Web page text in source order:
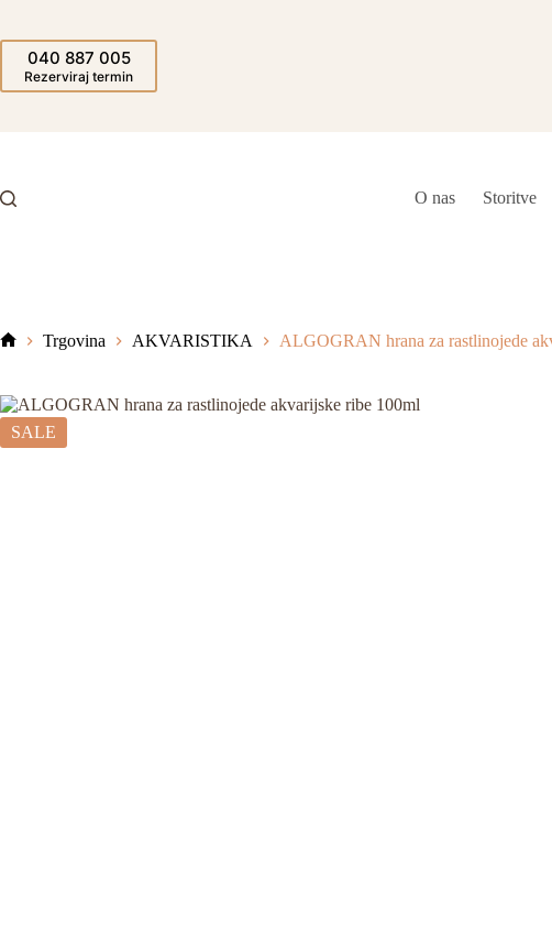
content040 887 005
Rezerviraj termin
O nas Storitve
Trgovina AKVARISTIKA ALGOGRAN hrana za rastlinojede
SALE